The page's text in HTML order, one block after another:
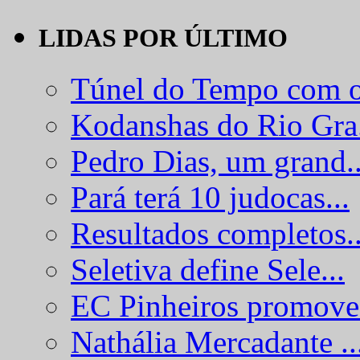
LIDAS POR ÚLTIMO
Túnel do Tempo com
Kodanshas do Rio
Pedro Dias, um
Pará terá 10 judocas...
Resultados
Seletiva define Sele...
EC Pinheiros
Nathália Mercadante